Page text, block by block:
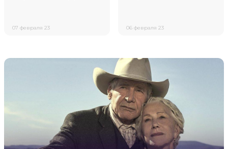
07 февраля 23 06 февраля 23